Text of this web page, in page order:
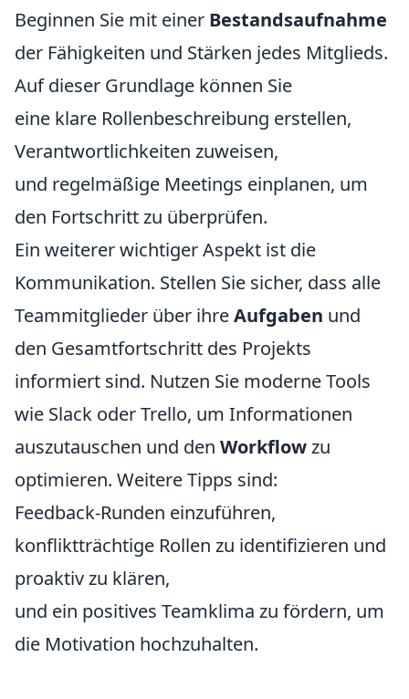
Beginnen Sie mit einer Bestandsaufnahme
der Fähigkeiten und Stärken jedes Mitglieds.
Auf dieser Grundlage können Sie
eine klare Rollenbeschreibung erstellen,
Verantwortlichkeiten zuweisen,
und regelmäßige Meetings einplanen, um
den Fortschritt zu überprüfen.
Ein weiterer wichtiger Aspekt ist die
Kommunikation. Stellen Sie sicher, dass alle
Teammitglieder über ihreAufgaben und
den Gesamtfortschritt des Projekts
informiert sind. Nutzen Sie moderne Tools
wie Slack oder Trello, um Informationen
auszutauschen und den Workflowzu
optimieren. Weitere Tipps sind:
Feedback-Runden einzuführen,
konfliktträchtige Rollen zu identifizieren und
proaktiv zu klären,
und ein positives Teamklima zu fördern, um
die Motivation hochzuhalten.